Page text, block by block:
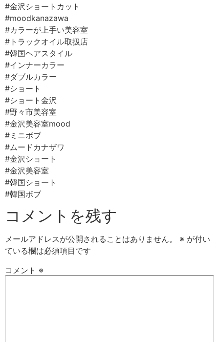
#金沢ショートカット⠀
#moodkanazawa ⠀
#カラーが上手い美容室⠀
#トラックオイル取扱店⠀
#韓国ヘアスタイル
#インナーカラー⠀
#ダブルカラー
#ショート
#ショート金沢
#野々市美容室⠀
#金沢美容室mood ⠀
#ミニボブ⠀
#ムードカナザワ⠀
#金沢ショート
#金沢美容室⠀
#韓国ショート
#韓国ボブ
コメントを残す
メールアドレスが公開されることはありません。 ※ が付い
ている欄は必須項目です
コメント ※